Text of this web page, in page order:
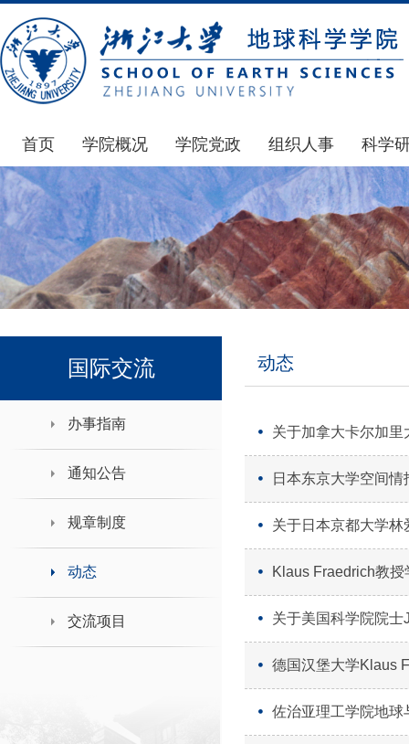
首页 学院概况
学院简介
发展简史
组织机构
师资力量
学院党政
通知公告
学院发文
党委会议纪要
党政联席会议纪要
组织人事
通知公告
博士后管理
人才招聘
年度考核
科学
国家
科研
通知
科研
国际交流
办事指南
通知公告
规章制度
动态
交流项目
动态
关于加拿大卡尔加
日本东京大学空间
关于日本京都大学
Klaus Fraedrich教
关于美国科学院院
德国汉堡大学Klaus
佐治亚理工学院地